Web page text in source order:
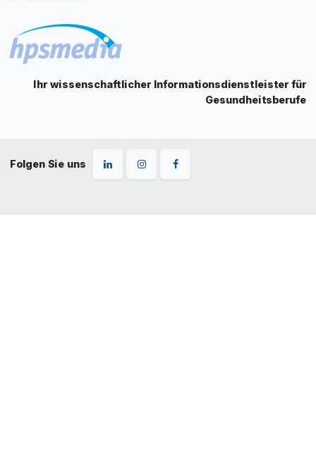
Ihr wissenschaftlicher Informationsdienstleister für
Gesundheitsberufe
Folgen Sie uns